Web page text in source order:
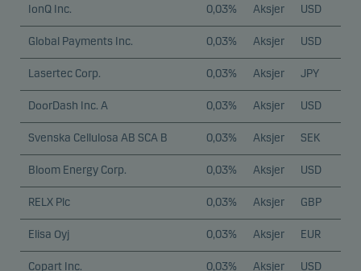
IonQ Inc. 0,03% Aksjer USD
Global Payments Inc. 0,03% Aksjer USD
Lasertec Corp. 0,03% Aksjer JPY
DoorDash Inc. A 0,03% Aksjer USD
Svenska Cellulosa AB SCA B 0,03% Aksjer SEK
Bloom Energy Corp. 0,03% Aksjer USD
RELX Plc 0,03% Aksjer GBP
Elisa Oyj 0,03% Aksjer EUR
Copart Inc. 0,03% Aksjer USD